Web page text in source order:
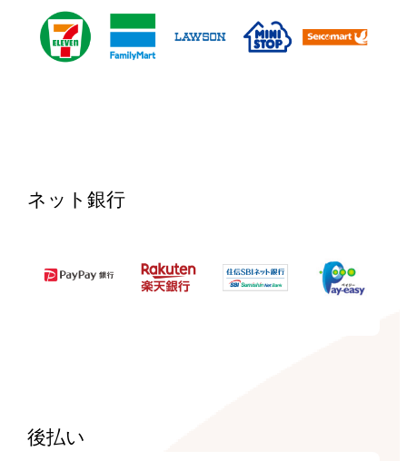
ネット銀行
後払い